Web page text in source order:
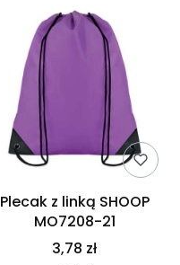
Plecak z linką SHOOP
MO7208-21
3,78 zł